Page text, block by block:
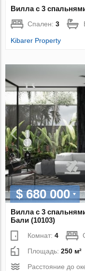
Вилла с 3
Спален:3
Kibarer Property
$ 680 000
Вилла с 3
Бали (10103)
Комнат:4
Площадь:250 м²
Расстояние до